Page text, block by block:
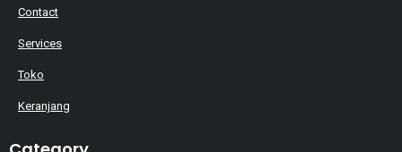
Contact
Services
Toko
Keranjang